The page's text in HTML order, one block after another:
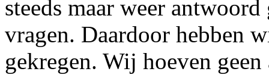
steeds maar weer
vragen. Daardoor hebben
gekregen. Wij hoeven